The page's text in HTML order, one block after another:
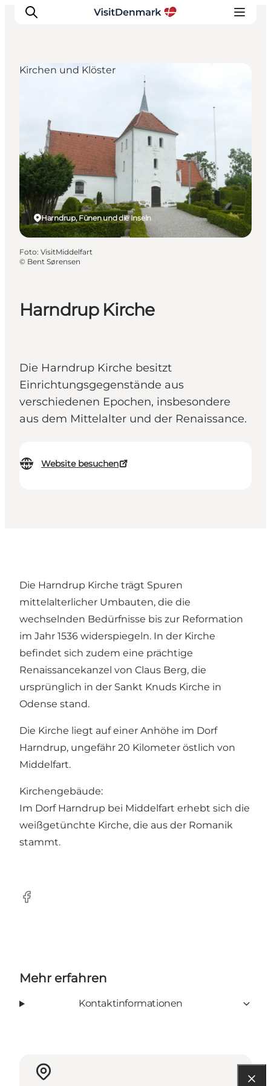
Regionen
Erlebnisse
Unterkünfte
Reiseplanung
Harndrup Kirche
Die Harndrup Kirche besitzt
Einrichtungsgegenstände aus
verschiedenen Epochen, insbesondere
aus dem Mittelalter und der Renaissance.
Website besuchen
Harndrup, Fünen und die Inseln
Kirchen und Klöster
Foto: VisitMiddelfart
© Bent Sørensen
Die Harndrup Kirche trägt Spuren
mittelalterlicher Umbauten, die die
wechselnden Bedürfnisse bis zur Reformation
im Jahr 1536 widerspiegeln. In der Kirche
befindet sich zudem eine prächtige
Renaissancekanzel von Claus Berg, die
ursprünglich in der Sankt Knuds Kirche in
Odense stand.
Die Kirche liegt auf einer Anhöhe im Dorf
Harndrup, ungefähr 20 Kilometer östlich von
Middelfart.
Kirchengebäude:
Im Dorf Harndrup bei Middelfart erhebt sich die
weißgetünchte Kirche, die aus der Romanik
stammt.
Facebook
Mehr erfahren
Kontaktinformationen